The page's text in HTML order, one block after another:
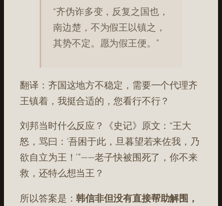
“齐伪诈多变，反复之国也，
南边楚，不为假王以镇之，
其势不定。愿为假王便。”
翻译：齐国这地方不稳定，需要一个代理齐
王镇着，我挺合适的，您看行不行？
刘邦当时什么反应？《史记》原文：“王大
怒，骂曰：‘吾困于此，旦暮望若来佐我，乃
欲自立为王！’”——老子快被围死了，你不来
救，还特么想当王？
所以答案是：韩信非但没有直接帮助解围，